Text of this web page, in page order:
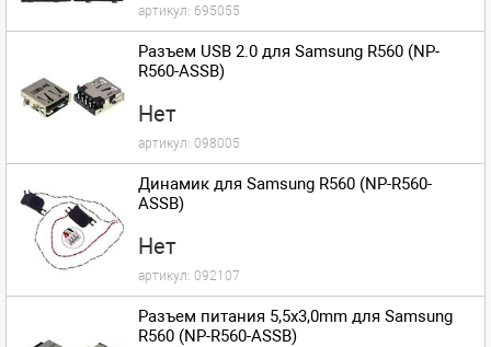
артикул: 695055
Разъем USB 2.0 для Samsung R560 (NP-
R560-ASSB)
Нет
артикул: 098005
Динамик для Samsung R560 (NP-R560-
ASSB)
Нет
артикул: 092107
Разъем питания 5,5x3,0mm для Samsung
R560 (NP-R560-ASSB)